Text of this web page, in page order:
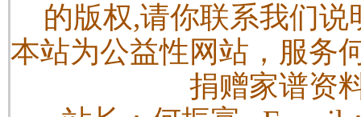
的版权,请你联系我们
本站为公益性网站，服务
捐赠家谱资